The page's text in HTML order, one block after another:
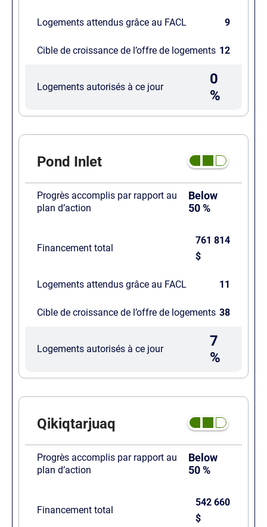
Logements attendus grâce au FACL 9
Cible de croissance de l’offre de logements 12
Logements autorisés à ce jour
0
%
Pond Inlet
Progrès accomplis par rapport au
plan d’action
Below
50 %
Financement total
761 814
$
Logements attendus grâce au FACL 11
Cible de croissance de l’offre de logements 38
Logements autorisés à ce jour
7
%
Qikiqtarjuaq
Progrès accomplis par rapport au
plan d’action
Below
50 %
Financement total
542 660
$